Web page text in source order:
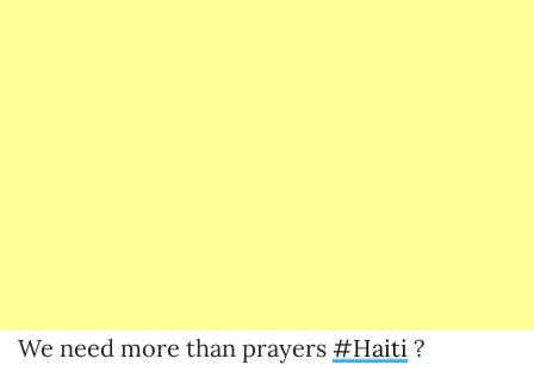
We need more than prayers #Haiti ?